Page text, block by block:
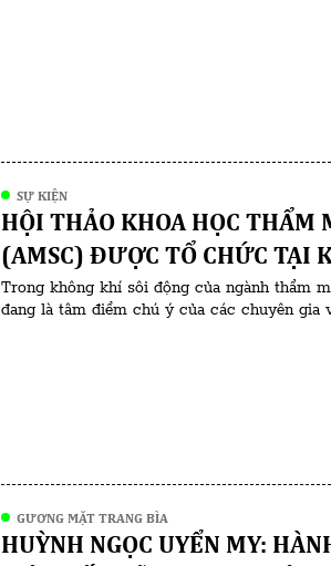
SỰ KIỆN
HỘI THẢO KHOA HỌC THẨM
(AMSC) ĐƯỢC TỔ CHỨC TẠI
Trong không khí sôi động của ngành thẩm
đang là tâm điểm chú ý của các chuyên gia
GƯƠNG MẶT TRANG BÌA
HUỲNH NGỌC UYỂN MY: